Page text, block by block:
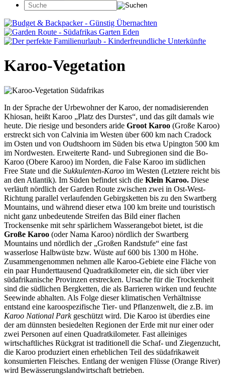
Karoo-Vegetation
In der Sprache der Urbewohner der Karoo, der nomadisierenden
Khiosan, heißt Karoo „Platz des Durstes“, und das gilt damals wie
heute. Die riesige und besonders aride Groot Karoo (Große Karoo)
erstreckt sich von Calvinia im Westen über 600 km nach Cradock
im Osten und von Oudtshoorn im Süden bis etwa Upington 500 km
im Nordwesten. Erweiterte Rand- und Subregionen sind die Bo-
Karoo (Obere Karoo) im Norden, die False Karoo im südlichen
Free State und die Sukkulenten-Karoo im Westen (Letztere reicht bis
an den Atlantik). Im Süden befindet sich die Klein Karoo. Diese
verläuft nördlich der Garden Route zwischen zwei in Ost-West-
Richtung parallel verlaufenden Gebirgsketten bis zu den Swartberg
Mountains, und während dieser etwa 100 km breite und touristisch
nicht ganz unbedeutende Streifen das Bild einer flachen
Trockensenke mit sehr spärlichem Wasserangebot bietet, ist die
Große Karoo (oder Nama Karoo) nördlich der Swartberg
Mountains und nördlich der „Großen Randstufe“ eine fast
wasserlose Halbwüste bzw. Wüste auf 600 bis 1300 m Höhe.
Zusammengenommen nehmen alle Karoo-Gebiete eine Fläche von
ein paar Hunderttausend Quadratkilometer ein, die sich über vier
südafrikanische Provinzen erstrecken. Ursache für die Trockenheit
sind die südlichen Bergketten, die als Barrieren wirken und feuchte
Seewinde abhalten. Als Folge dieser klimatischen Verhältnisse
entstand eine karoospezifische Tier- und Pflanzenwelt, die z.B. im
Karoo National Parkgeschützt wird. Die Karoo ist überdies eine
der am dünnsten besiedelten Regionen der Erde mit nur einer oder
zwei Personen auf einen Quadratkilometer. Fast alleiniges
wirtschaftliches Rückgrat ist traditionell die Schaf- und Ziegenzucht,
die Karoo produziert einen erheblichen Teil des südafrikaweit
konsumierten Fleisches. Entlang der wenigen Flüsse (Orange River)
wird Bewässerungslandwirtschaft betrieben.